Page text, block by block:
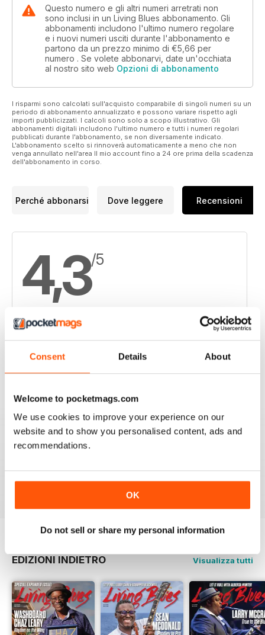
Consent Details About
Welcome to pocketmags.com
We use cookies to improve your experience on our
website and to show you personalised content, ads and
recommendations.
OK
Do not sell or share my personal information
and recorded what was one of the last great pre-war country
blues sessions.
All of this plus Catching Up with Ike Cosse, LB Talks to Tom
Hambridge, the latest in Blues News, and over 50 record
reviews including a special Christmas CD review section.
Questo numero e gli altri numeri arretrati non
sono inclusi in un Living Blues abbonamento. Gli
abbonamenti includono l'ultimo numero regolare
e i nuovi numeri usciti durante l'abbonamento e
partono da un prezzo minimo di €5,66 per
numero . Se volete abbonarvi, date un'occhiata
al nostro sito web Opzioni di abbonamento
I risparmi sono calcolati sull'acquisto comparabile di singoli numeri su un
periodo di abbonamento annualizzato e possono variare rispetto agli
importi pubblicizzati. I calcoli sono solo a scopo illustrativo. Gli
abbonamenti digitali includono l'ultimo numero e tutti i numeri regolari
pubblicati durante l'abbonamento, se non diversamente indicato.
L'abbonamento scelto si rinnoverà automaticamente a meno che non
venga annullato nell'area Il mio account fino a 24 ore prima della scadenza
dell'abbonamento in corso.
Perché abbonarsi Dove leggere Recensioni
4,3/5
Basato su 11 Recensioni dei clienti
6
3
2 1
1 0
EDIZIONI INDIETRO Visualizza tutti